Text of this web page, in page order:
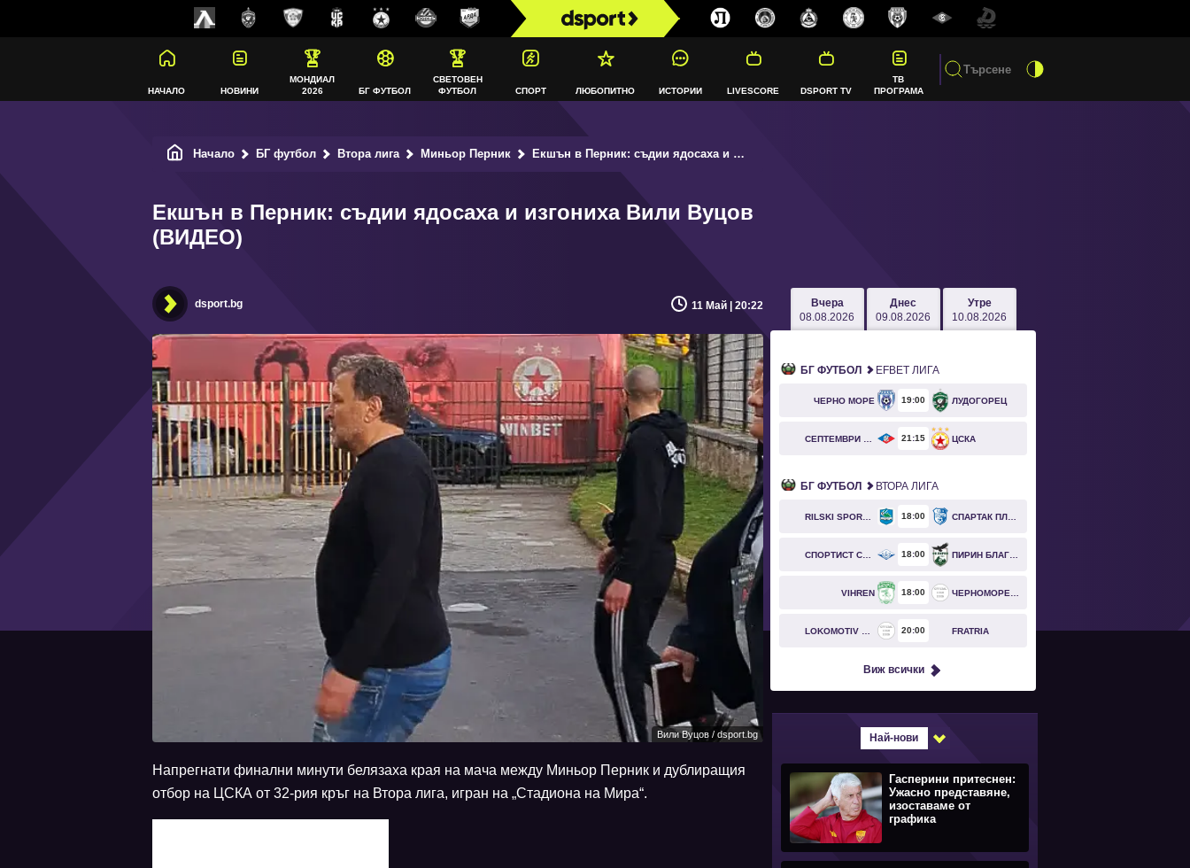
НАЧАЛО НОВИНИ
МОНДИАЛ
2026
БГ ФУТБОЛ
СВЕТОВЕН
ФУТБОЛ
СПОРТ ЛЮБОПИТНО ИСТОРИИ LIVESCORE DSPORT TV
ТВ
ПРОГРАМА
Начало БГ футбол Втора лига Миньор Перник Екшън в Перник: съдии ядосаха и изгониха Вили Вуцов (ВИДЕО)
Екшън в Перник: съдии ядосаха и изгониха Вили Вуцов
(ВИДЕО)
dsport.bg 11 Май | 20:22
Вили Вуцов / dsport.bg
Напрегнати финални минути белязаха края на мача между Миньор Перник и дублиращия
отбор на ЦСКА от 32-рия кръг на Втора лига, игран на „Стадиона на Мира“.
Вчера
08.08.2026
Днес
09.08.2026
Утре
10.08.2026
БГ ФУТБОЛ EFBET ЛИГА
ЧЕРНО МОРЕ 19 00 ЛУДОГОРЕЦ
21 15 ЦСКА
БГ ФУТБОЛ ВТОРА ЛИГА
18 00
18 00
VIHREN 18 00
20 00 FRATRIA
Виж всички
Най-нови
Гасперини притеснен:
Ужасно представяне,
изоставаме от
графика